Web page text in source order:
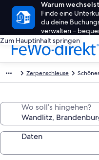
Warum
Finde eine
du deine
verwalten –
Zum Hauptinhalt springen
Zerpenschleuse
Wo soll’s hingehen?
Daten